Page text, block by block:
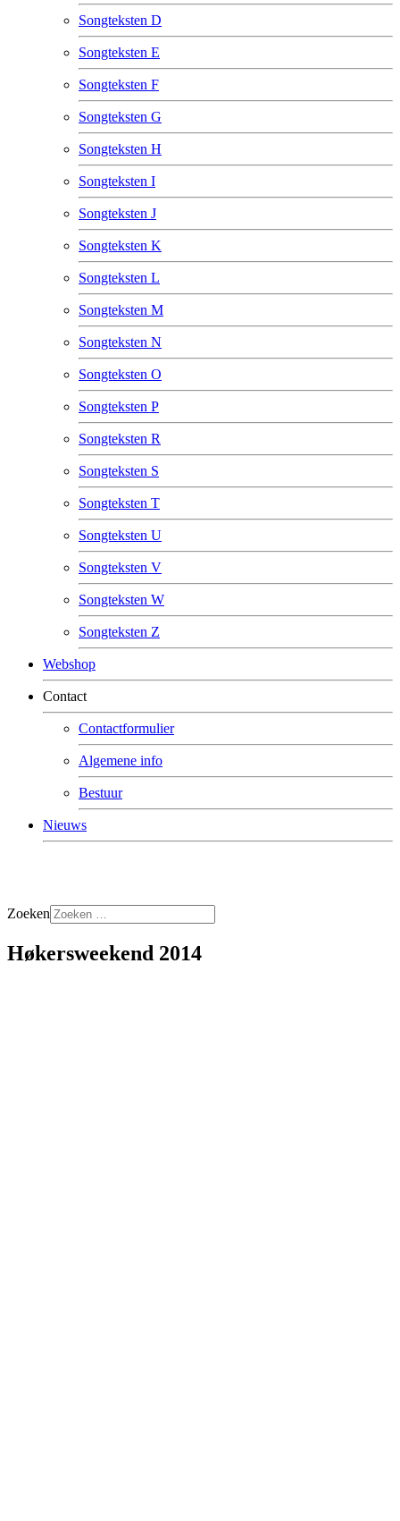
Songteksten D
Songteksten E
Songteksten F
Songteksten G
Songteksten H
Songteksten I
Songteksten J
Songteksten K
Songteksten L
Songteksten M
Songteksten N
Songteksten O
Songteksten P
Songteksten R
Songteksten S
Songteksten T
Songteksten U
Songteksten V
Songteksten W
Songteksten Z
Webshop
Contact
Contactformulier
Algemene info
Bestuur
Nieuws
Zoeken
Høkersweekend 2014